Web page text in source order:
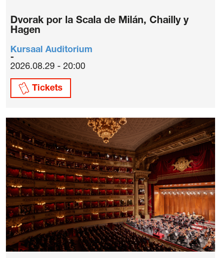
Dvorak por la Scala de Milán, Chailly y
Hagen
Kursaal Auditorium
2026.08.29 - 20:00
Tickets